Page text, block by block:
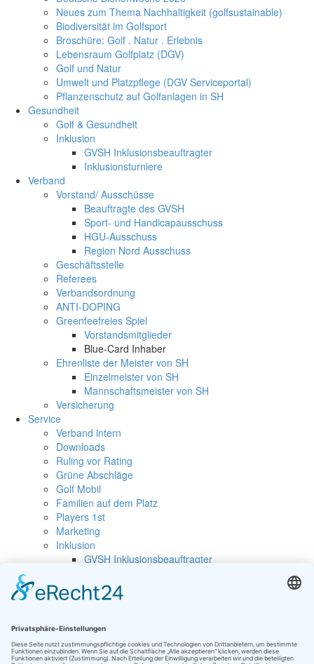
Neues zum Thema Nachhaltigkeit (golfsustainable)
Biodiversität im Golfsport
Broschüre: Golf . Natur . Erlebnis
Lebensraum Golfplatz (DGV)
Golf und Natur
Umwelt und Platzpflege (DGV Serviceportal)
Pflanzenschutz auf Golfanlagen in SH
Gesundheit
Golf & Gesundheit
Inklusion
GVSH Inklusionsbeauftragter
Inklusionsturniere
Verband
Vorstand/ Ausschüsse
Beauftragte des GVSH
Sport- und Handicapausschuss
HGU-Ausschuss
Region Nord Ausschuss
Geschäftsstelle
Referees
Verbandsordnung
ANTI-DOPING
Greenfeefreies Spiel
Vorstandsmitglieder
Blue-Card Inhaber
Ehrenliste der Meister von SH
Einzelmeister von SH
Mannschaftsmeister von SH
Versicherung
Service
Verband intern
Downloads
Ruling vor Rating
Grüne Abschläge
Golf Mobil
Familien auf dem Platz
Players 1st
Marketing
Inklusion
GVSH Inklusionsbeauftragter
Golfurlaub
Merkblätter des DGV
Golfclubs Login